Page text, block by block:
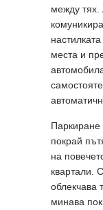
между тях.
места и
Паркиране
покрай
на
квартали.
облекчава
минава